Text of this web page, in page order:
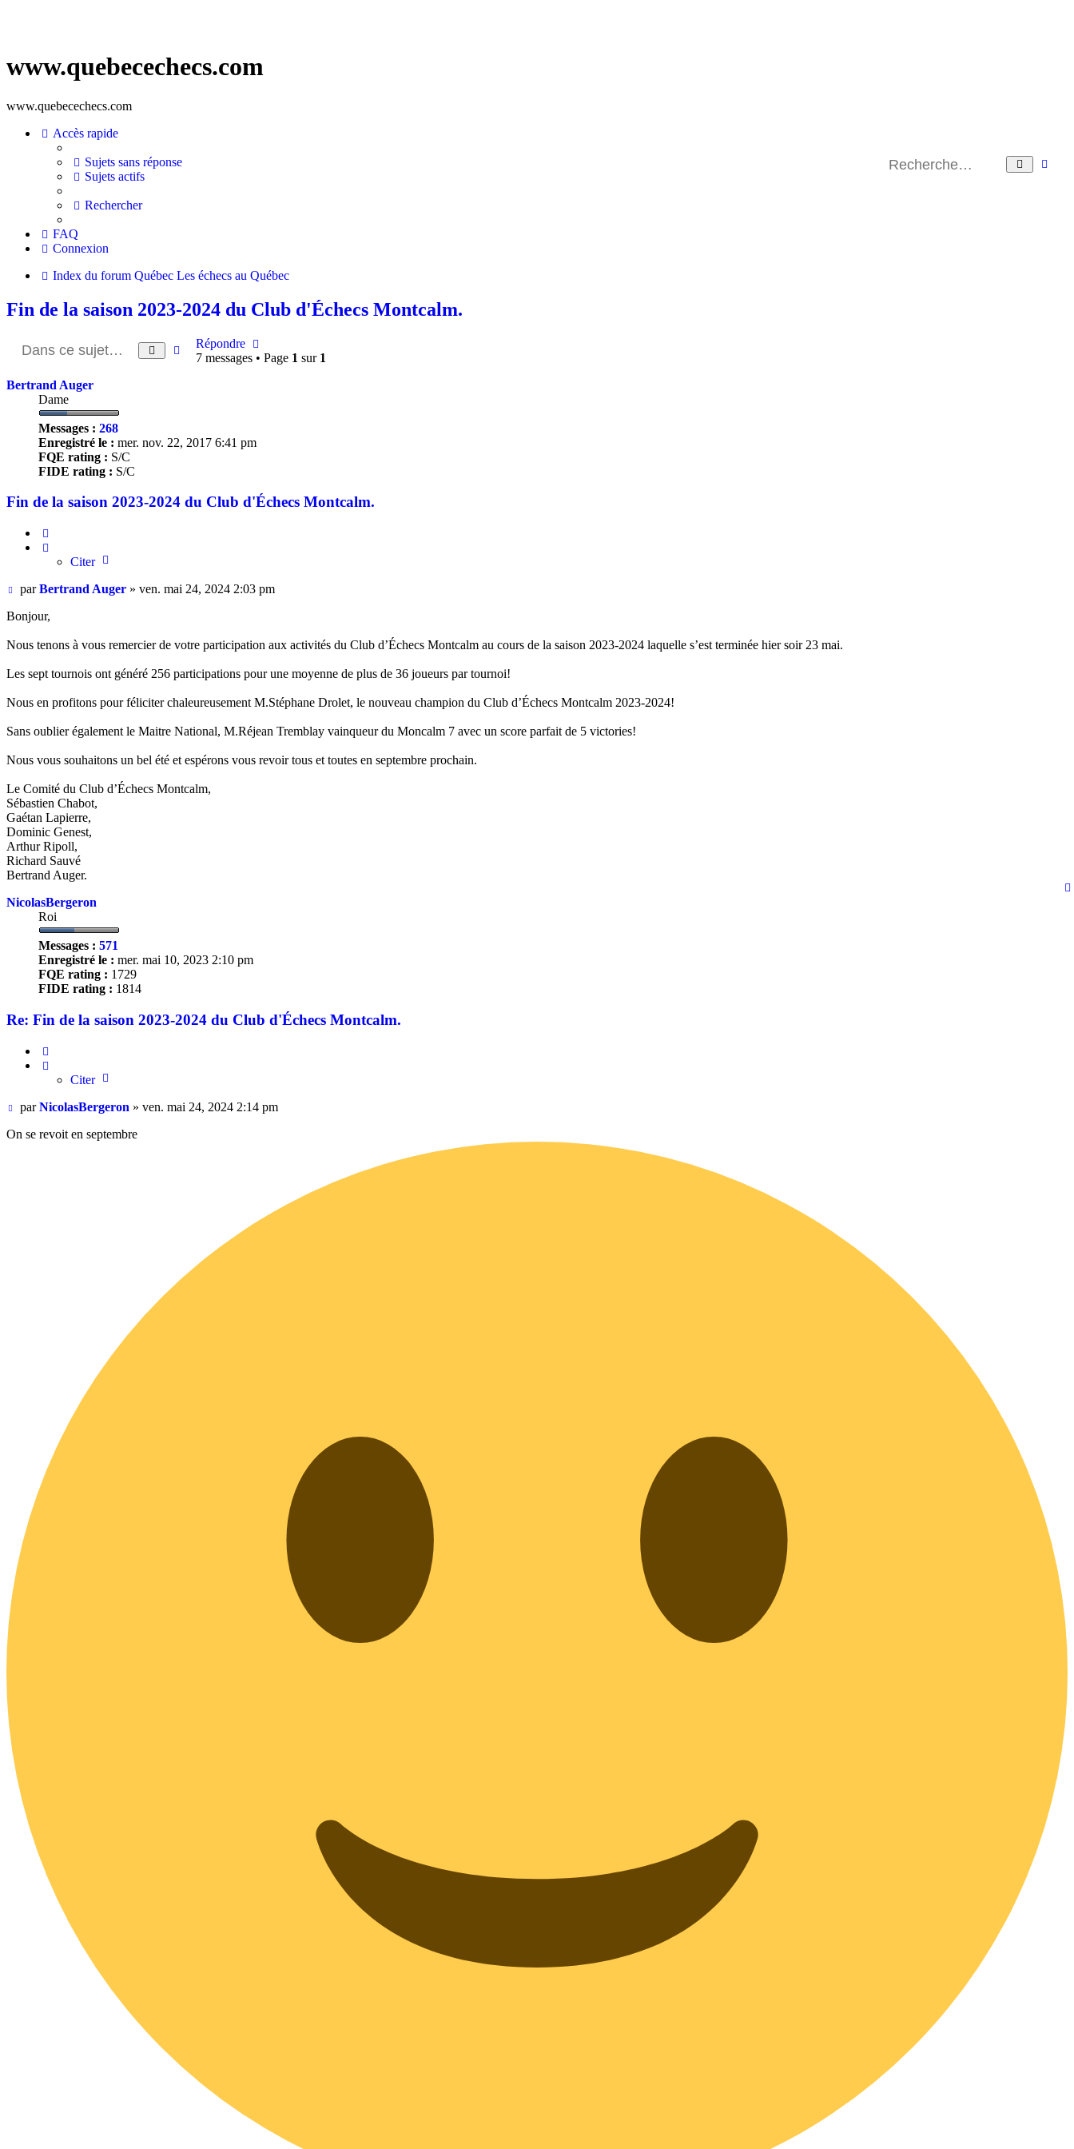
www.quebecechecs.com
www.quebecechecs.com
Accès rapide
Sujets sans réponse
Sujets actifs
Rechercher
FAQ
Connexion
Index du forum Québec Les échecs au Québec
Fin de la saison 2023-2024 du Club d'Échecs Montcalm.
Répondre
RechercherRecherche
avancée
7 messages • Page 1 sur 1
Bertrand Auger
Dame
Messages : 268
Enregistré le : mer. nov. 22, 2017 6:41 pm
FQE rating : S/C
FIDE rating : S/C
Fin de la saison 2023-2024 du Club d'Échecs Montcalm.
Citer
Message
parBertrand Auger» ven. mai 24, 2024 2:03 pm
Bonjour,
Nous tenons à vous remercier de votre participation aux activités du Club d’Échecs Montcalm au cours de la saison 2023-2024 laquelle s’est terminée hier soir 23 mai.
Les sept tournois ont généré 256 participations pour une moyenne de plus de 36 joueurs par tournoi!
Nous en profitons pour féliciter chaleureusement M.Stéphane Drolet, le nouveau champion du Club d’Échecs Montcalm 2023-2024!
Sans oublier également le Maitre National, M.Réjean Tremblay vainqueur du Moncalm 7 avec un score parfait de 5 victories!
Nous vous souhaitons un bel été et espérons vous revoir tous et toutes en septembre prochain.
Le Comité du Club d’Échecs Montcalm,
Sébastien Chabot,
Gaétan Lapierre,
Dominic Genest,
Arthur Ripoll,
Richard Sauvé
Bertrand Auger.
NicolasBergeron
Roi
Messages : 571
Enregistré le : mer. mai 10, 2023 2:10 pm
FQE rating : 1729
FIDE rating : 1814
Re: Fin de la saison 2023-2024 du Club d'Échecs Montcalm.
Citer
Message
parNicolasBergeron » ven. mai 24, 2024 2:14 pm
On se revoit en septembre